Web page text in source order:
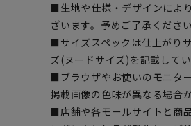
■生地や仕様・デザインによ
ざいます。予めご了承ください
■サイズスペックは仕上がり
ズ(ヌードサイズ)を記載して
■ブラウザやお使いのモニタ
掲載画像の色味が異なる場合
■店舗や各モールサイトと商